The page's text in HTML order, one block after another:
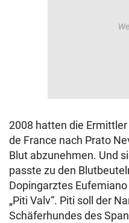
2008 hatten die
de France nach Prato
Blut abzunehmen. Und
passte zu den
Dopingarztes
„Piti Valv“. Piti soll der
Schäferhundes des